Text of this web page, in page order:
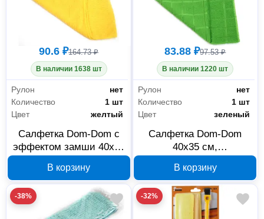
90.6 ₽164.73 ₽
В наличии 1638 шт
Рулон
нет
Количество
1 шт
Цвет
желтый
Салфетка Dom-Dom с
эффектом замши 40x40
0044
В корзину
83.88 ₽97.53 ₽
В наличии 1220 шт
Рулон
нет
Количество
1 шт
Цвет
зеленый
Салфетка Dom-Dom
40x35 см,
микрофибра 231-0043
В корзину
-38% -32%